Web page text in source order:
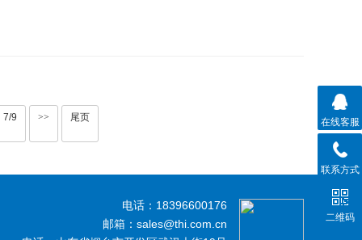
7/9 >> 尾页
电话：18396600176
邮箱：sales@thi.com.cn
在线客服
联系方式
二维码